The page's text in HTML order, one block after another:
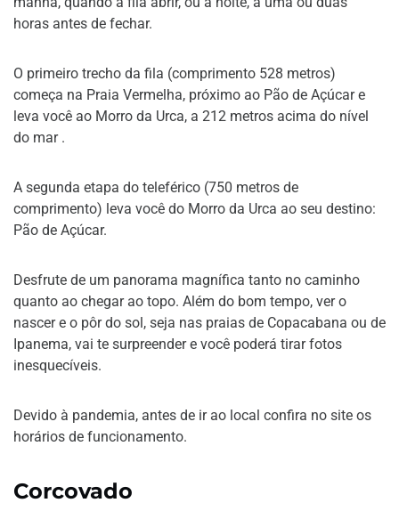
horas antes de fechar.
O primeiro trecho da fila (comprimento 528 metros)
começa na Praia Vermelha, próximo ao Pão de Açúcar e
leva você ao Morro da Urca, a 212 metros acima do nível
do mar .
A segunda etapa do teleférico (750 metros de
comprimento) leva você do Morro da Urca ao seu destino:
Pão de Açúcar.
Desfrute de um panorama magnífica tanto no caminho
quanto ao chegar ao topo. Além do bom tempo, ver o
nascer e o pôr do sol, seja nas praias de Copacabana ou de
Ipanema, vai te surpreender e você poderá tirar fotos
inesquecíveis.
Devido à pandemia, antes de ir ao local confira no site os
horários de funcionamento.
Corcovado